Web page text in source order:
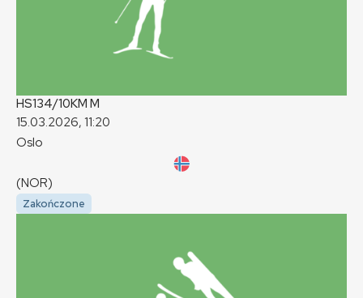
HS134/10KM M
15.03.2026, 11:20
Oslo
(NOR)
Zakończone